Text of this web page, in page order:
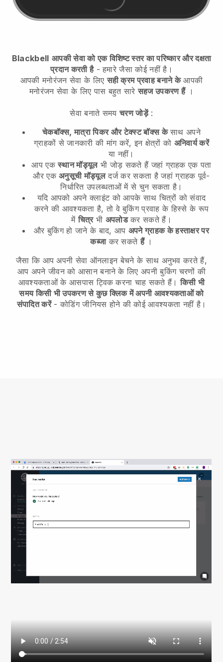
Blackbell आपकी सेवा को एक विशिष्ट स्तर का परिष्कार और दक्षता
प्रदान करती है- हमारे जैसा कोई नहीं है।
आपकी मनोरंजन सेवा के लिए सही क्रम प्रवाह बनाने के आपकी
मनोरंजन सेवा के लिए पास बहुत सारेसहज उपकरण हैं।
सेवा बनाते समयचरण जोड़ें:
चेकबॉक्स, मात्रा पिकर और टेक्स्ट बॉक्स केसाथ अपने
ग्राहकों से जानकारी की मांग करें, इन क्षेत्रों को अनिवार्य करें
या नहीं।
आप एकस्थान मॉड्यूलभी जोड़ सकते हैं जहां ग्राहक एक पता
और एकअनुसूची मॉड्यूलदर्ज कर सकता है जहां ग्राहक पूर्व-
निर्धारित उपलब्धताओं में से चुन सकता है।
यदि आपको अपने क्लाइंट को आपके साथ चित्रों को संवाद
करने की आवश्यकता है, तो वे बुकिंग प्रवाह के हिस्से के रूप
मेंचित्रभी अपलोडकर सकते हैं।
और बुकिंग हो जाने के बाद, आप अपने ग्राहक के हस्ताक्षर पर
कब्जाकर सकतेहैं।
जैसा कि आप अपनी सेवा ऑनलाइन बेचने के साथ अनुभव करते हैं,
आप अपने जीवन को आसान बनाने के लिए अपनी बुकिंग चरणों की
आवश्यकताओं के आसपास ट्विक करना चाह सकते हैं।किसी भी
समय किसी भी उपकरण से कुछ क्लिक में अपनी आवश्यकताओं को
संपादित करें- कोडिंग जीनियस होने की कोई आवश्यकता नहीं है।